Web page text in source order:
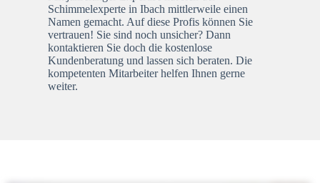
Schimmelexperte in Ibach mittlerweile einen
Namen gemacht. Auf diese Profis können Sie
vertrauen! Sie sind noch unsicher? Dann
kontaktieren Sie doch die kostenlose
Kundenberatung und lassen sich beraten. Die
kompetenten Mitarbeiter helfen Ihnen gerne
weiter.